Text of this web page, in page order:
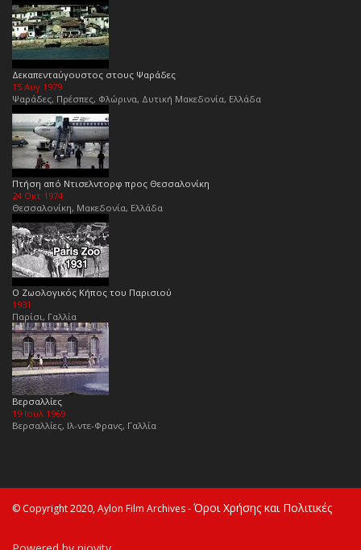
Δεκαπενταύγουστος στους Ψαράδες
15 Αυγ 1979
Ψαράδες, Πρέσπες, Φλώρινα, Δυτική Μακεδονία, Ελλάδα
Πτήση από Ντισελντορφ προς Θεσσαλονίκη
24 Οκτ 1974
Θεσσαλονίκη, Μακεδονία, Ελλάδα
Ο Ζωολογικός Κήπος του Παρισιού
1931
Παρίσι, Γαλλία
Βερσαλλίες
19 Ιουλ 1969
Βερσαλλίες, Ιλ-ντε-Φρανς, Γαλλία
© Copyright 2020, Aylon Film Archives -Όροι Χρήσης και Πολιτικές